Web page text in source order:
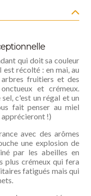
qui doit sa couleur
récolté : en mai, au
fruitiers et des
et crémeux.
c'est un régal et un
fait penser au miel
apprécieront !)
avec des arômes
une explosion de
par les abeilles en
plus crémeux qui fera
fatigués mais qui